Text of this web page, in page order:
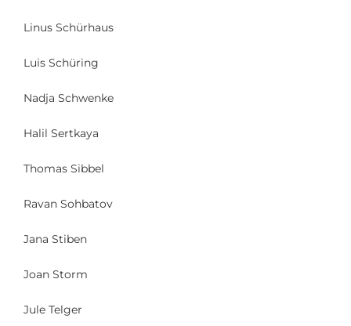
Linus Schürhaus
Luis Schüring
Nadja Schwenke
Halil Sertkaya
Thomas Sibbel
Ravan Sohbatov
Jana Stiben
Joan Storm
Jule Telger